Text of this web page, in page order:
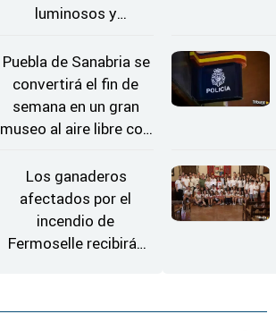
luminosos y
Estrellas
Puebla de Sanabria se
convertirá el fin de
semana en un gran
museo al aire libre con
Los ganaderos
afectados por el
incendio de
Fermoselle recibirán